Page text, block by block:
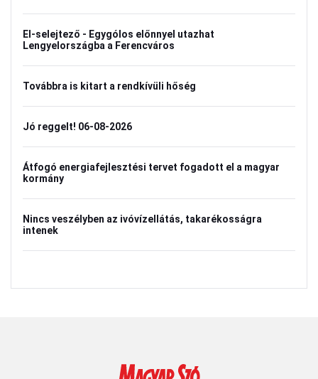
El-selejtező - Egygólos előnnyel utazhat
Lengyelországba a Ferencváros
Továbbra is kitart a rendkívüli hőség
Jó reggelt! 06-08-2026
Átfogó energiafejlesztési tervet fogadott el a magyar
kormány
Nincs veszélyben az ivóvízellátás, takarékosságra
intenek